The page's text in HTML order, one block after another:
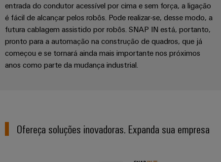
entrada do condutor acessível por cima e sem força, a ligação
é fácil de alcançar pelos robôs. Pode realizar-se, desse modo, a
futura cablagem assistido por robôs. SNAP IN está, portanto,
pronto para a automação na construção de quadros, que já
começou e se tornará ainda mais importante nos próximos
anos como parte da mudança industrial.
Ofereça soluções inovadoras. Expanda sua empresa